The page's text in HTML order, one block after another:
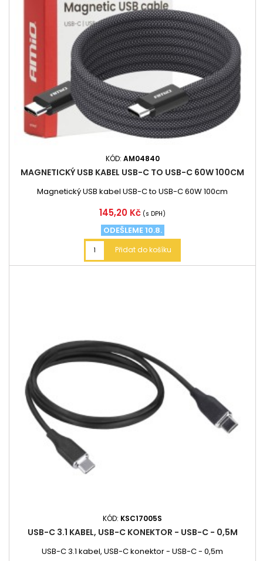
KÓD: AM04840
MAGNETICKÝ USB KABEL USB-C TO USB-C 60W 100CM
Magnetický USB kabel USB-C to USB-C 60W 100cm
Cena
145,20 Kč (s DPH)
ODEŠLEME 10.8.
Přidat do košíku
KÓD: KSC17005S
USB-C 3.1 KABEL, USB-C KONEKTOR - USB-C - 0,5M
USB-C 3.1 kabel, USB-C konektor - USB-C - 0,5m